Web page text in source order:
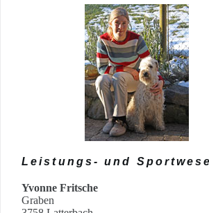
Leistungs- und
Yvonne Fritsche
Graben